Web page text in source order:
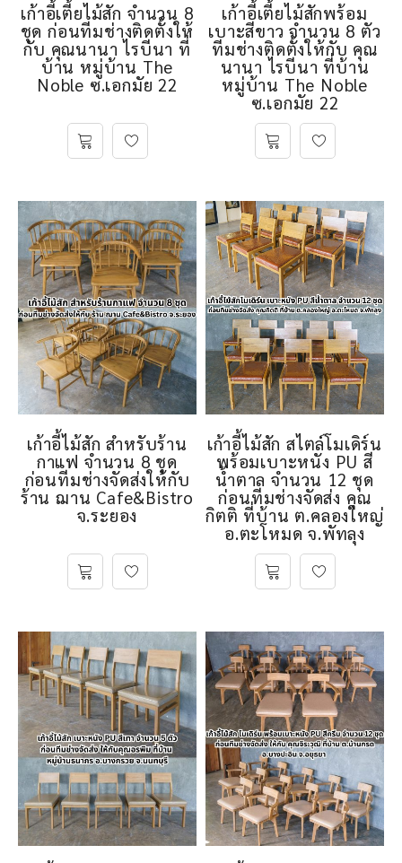
เก้าอี้เตี้ยไม้สัก จำนวน 8
ชุด ก่อนทีมช่างติดตั้งให้
กับ คุณนานา ไรบีนา ที่
บ้าน หมู่บ้าน The
Noble ซ.เอกมัย 22
เก้าอี้เตี้ยไม้สักพร้อม
เบาะสีขาว จำนวน 8 ตัว
ทีมช่างติดตั้งให้กับ คุณ
นานา ไรบีนา ที่บ้าน
หมู่บ้าน The Noble
ซ.เอกมัย 22
เก้าอี้ไม้สัก สำหรับร้าน
กาแฟ จำนวน 8 ชุด
ก่อนทีมช่างจัดส่งให้กับ
ร้าน ฌาน Cafe&Bistro
จ.ระยอง
เก้าอี้ไม้สัก สไตล์โมเดิร์น
พร้อมเบาะหนัง PU สี
น้ำตาล จำนวน 12 ชุด
ก่อนทีมช่างจัดส่ง คุณ
กิตติ ที่บ้าน ต.คลองใหญ่
อ.ตะโหมด จ.พัทลุง